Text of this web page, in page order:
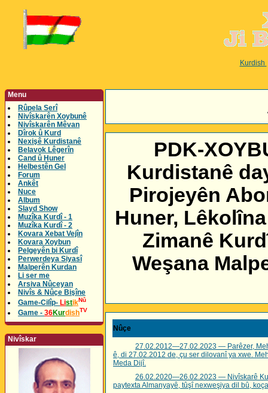
Kurdish
Menu
Rûpela Serî
Nivîskarên Xoybunê
Nivîskarên Mêvan
Dîrok û Kurd
Nexişê Kurdistanê
Belavok Lêgerîn
Cand û Huner
Helbestên Gel
Forum
Ankêt
Nuce
Album
Slayd Show
Muzîka Kurdî - 1
Muzîka Kurdî - 2
Kovara Xebat Vejîn
Kovara Xoybun
Pelgeyên bi Kurdî
Perwerdeya Siyasî
Malperên Kurdan
Li ser me
Arsiva Nûceyan
Nivîs & Nûçe Bişîne
Game-Cilîp- ListikNû
Game - 36KurdishTV
Nivîskar
PDK-
Kurdistanê
Pirojeyên
Huner,
Zimanê
Weşana
Nûçe
27.02.2012—27.02.2023 — Parêzer,
ê, di 27.02.2012 de, çu ser dilovanî ya xwe.
Meda Dijî.
26.02.2020—26.02.2023 — Nivîskarê
paytexta Almanyayê, tûşî nexweşiya dil bû,